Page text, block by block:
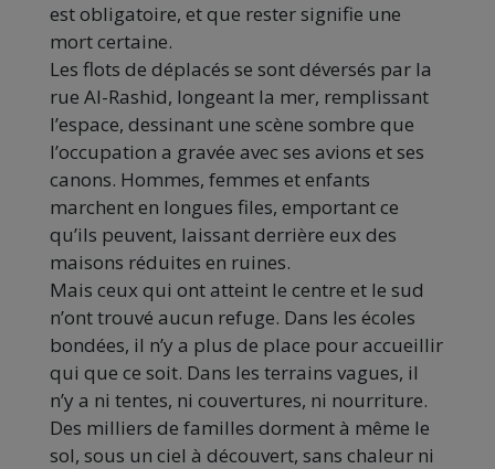
est obligatoire, et que rester signifie une
mort certaine.
Les flots de déplacés se sont déversés par la
rue Al-Rashid, longeant la mer, remplissant
l’espace, dessinant une scène sombre que
l’occupation a gravée avec ses avions et ses
canons. Hommes, femmes et enfants
marchent en longues files, emportant ce
qu’ils peuvent, laissant derrière eux des
maisons réduites en ruines.
Mais ceux qui ont atteint le centre et le sud
n’ont trouvé aucun refuge. Dans les écoles
bondées, il n’y a plus de place pour accueillir
qui que ce soit. Dans les terrains vagues, il
n’y a ni tentes, ni couvertures, ni nourriture.
Des milliers de familles dorment à même le
sol, sous un ciel à découvert, sans chaleur ni